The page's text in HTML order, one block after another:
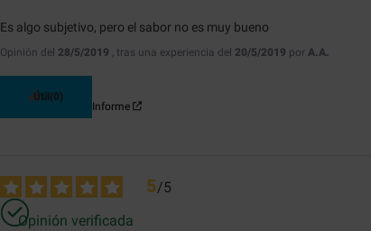
Es algo subjetivo, pero el sabor no es muy bueno
Opinión del 28/5/2019 , tras una experiencia del 20/5/2019 porA.A.
Útil (0)
Informe
5/5
Opinión verificada